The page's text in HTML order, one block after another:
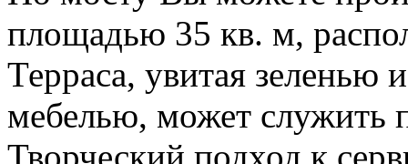
площадью 35 кв. м,
Терраса, увитая зеленью
мебелью, может служить
Творческий подход к